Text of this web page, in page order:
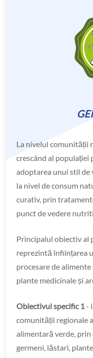
La nivelul comunității
crescând al populației
adoptarea unui stil de
la nivel de consum
curativ, prin
punct de vedere
Principalul obiectiv al
reprezintă înființarea
procesare de
plante medicinale și
Obiectivul specific 1 -
comunității regionale
alimentară verde,
germeni, lăstari,